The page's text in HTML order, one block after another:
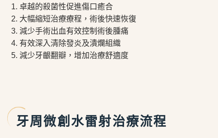
卓越的殺菌性促進傷口癒合
大幅縮短治療療程，術後快速恢復
減少手術出血有效控制術後腫痛
有效深入清除發炎及潰爛組織
減少牙齦翻瓣，增加治療舒適度
牙周微創水雷射治療流程